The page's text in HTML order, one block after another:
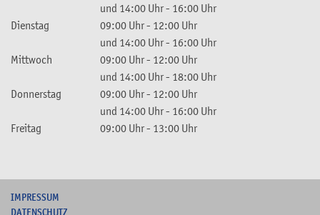
und 14:00 Uhr- 16:00 Uhr
Dienstag
09:00 Uhr- 12:00 Uhr
und 14:00 Uhr- 16:00 Uhr
Mittwoch
09:00 Uhr- 12:00 Uhr
und 14:00 Uhr- 18:00 Uhr
Donnerstag
09:00 Uhr- 12:00 Uhr
und 14:00 Uhr- 16:00 Uhr
Freitag
09:00 Uhr- 13:00 Uhr
IMPRESSUM
DATENSCHUTZ